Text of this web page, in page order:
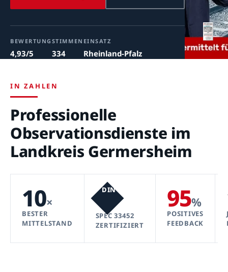
BEWERTUNG
4,93/5
STIMMEN
334
EINSATZ
Rheinland-Pfalz
IN ZAHLEN
Professionelle
Observationsdienste im
Landkreis Germersheim
10×
BESTER
MITTELSTAND
DIN
SPEC 33452
ZERTIFIZIERT
95%
POSITIVES
FEEDBACK